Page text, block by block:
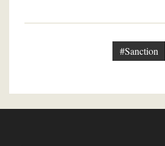
#Sanction